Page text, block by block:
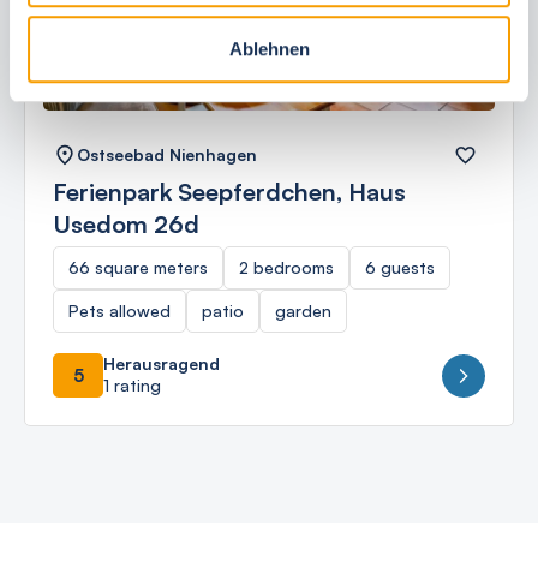
Ablehnen
Next
Ostseebad Nienhagen
Ferienpark Seepferdchen, Haus
Usedom 26d
66 square meters 2 bedrooms 6 guests
Pets allowed patio garden
5
Herausragend
1 rating